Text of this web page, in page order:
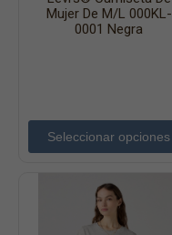
Mujer De M/l 000KL-
0001 Negra
Seleccionar opciones